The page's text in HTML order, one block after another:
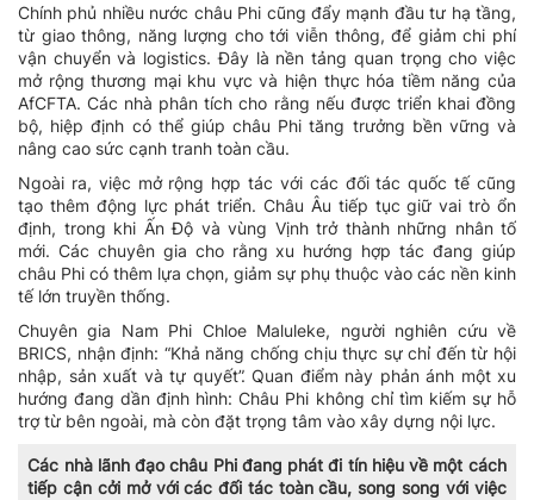
Chính phủ nhiều nước châu Phi cũng đẩy mạnh đầu tư hạ tầng,
từ giao thông, năng lượng cho tới viễn thông, để giảm chi phí
vận chuyển và logistics. Đây là nền tảng quan trọng cho việc
mở rộng thương mại khu vực và hiện thực hóa tiềm năng của
AfCFTA. Các nhà phân tích cho rằng nếu được triển khai đồng
bộ, hiệp định có thể giúp châu Phi tăng trưởng bền vững và
nâng cao sức cạnh tranh toàn cầu.
Ngoài ra, việc mở rộng hợp tác với các đối tác quốc tế cũng
tạo thêm động lực phát triển. Châu Âu tiếp tục giữ vai trò ổn
định, trong khi Ấn Độ và vùng Vịnh trở thành những nhân tố
mới. Các chuyên gia cho rằng xu hướng hợp tác đang giúp
châu Phi có thêm lựa chọn, giảm sự phụ thuộc vào các nền kinh
tế lớn truyền thống.
Chuyên gia Nam Phi Chloe Maluleke, người nghiên cứu về
BRICS, nhận định: “Khả năng chống chịu thực sự chỉ đến từ hội
nhập, sản xuất và tự quyết”. Quan điểm này phản ánh một xu
hướng đang dần định hình: Châu Phi không chỉ tìm kiếm sự hỗ
trợ từ bên ngoài, mà còn đặt trọng tâm vào xây dựng nội lực.
Các nhà lãnh đạo châu Phi đang phát đi tín hiệu về một cách
tiếp cận cởi mở với các đối tác toàn cầu, song song với việc